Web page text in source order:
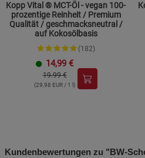
Kopp Vital ® MCT-Öl - vegan 100-
prozentige Reinheit / Premium
Qualität / geschmacksneutral /
auf Kokosölbasis
(182)
14,99 €
19.99 €
(29,98 EUR / 1 l)
Kundenbewertungen zu "BW-